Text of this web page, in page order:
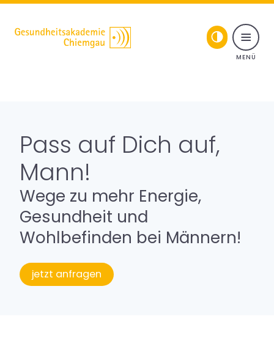
Toggle
Gesundheitsprogramme
Coaching
Über uns
Fortbildungsprogramme
Service
Pass auf Dich auf,
Mann!
Wege zu mehr Energie,
Gesundheit und
Wohlbefinden bei Männern!
jetzt anfragen